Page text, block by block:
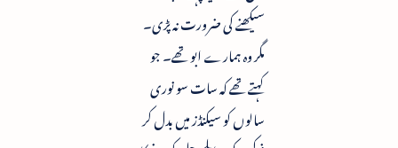
سیکھنے کی ضرورت نہ پڑی۔
مگر وہ ہمارے ابو تھے۔ جو
کہتے تھے کہ سات سو نوری
سالوں کو سیکنڈز میں بدل کر